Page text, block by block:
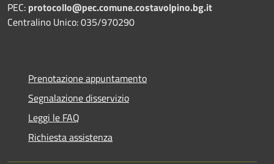
PEC: protocollo@pec.comune.costavolpino.bg.it
Centralino Unico: 035/970290
Prenotazione appuntamento
Segnalazione disservizio
Leggi le FAQ
Richiesta assistenza